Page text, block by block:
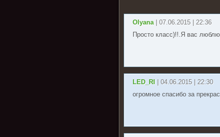
Olyana | 07.06.2015 | 22:36
Просто класс)!!.Я вас
LED_RI | 04.06.2015 | 22:30
огромное спасибо за